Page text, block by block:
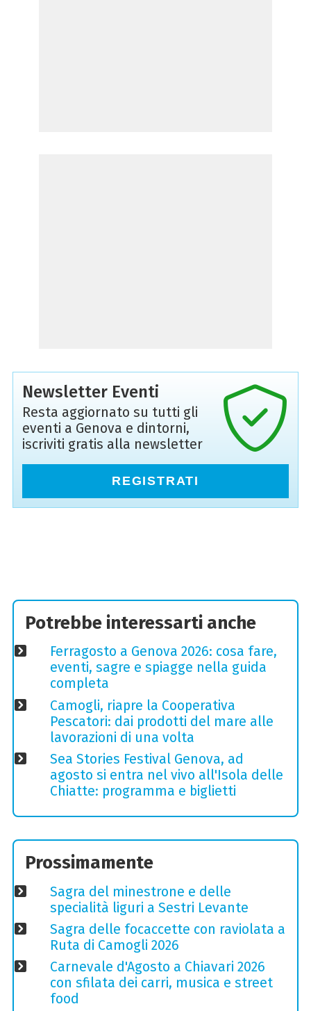
Newsletter Eventi
Resta aggiornato su tutti gli
eventi a Genova e dintorni,
iscriviti gratis alla newsletter
REGISTRATI
Potrebbe interessarti anche
Ferragosto a Genova 2026: cosa fare,
eventi, sagre e spiagge nella guida
completa
Camogli, riapre la Cooperativa
Pescatori: dai prodotti del mare alle
lavorazioni di una volta
Sea Stories Festival Genova, ad
agosto si entra nel vivo all'Isola delle
Chiatte: programma e biglietti
Prossimamente
Sagra del minestrone e delle
specialità liguri a Sestri Levante
Sagra delle focaccette con raviolata a
Ruta di Camogli 2026
Carnevale d'Agosto a Chiavari 2026
con sfilata dei carri, musica e street
food